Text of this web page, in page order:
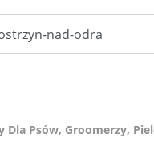
Dla Psów, Groomerzy,